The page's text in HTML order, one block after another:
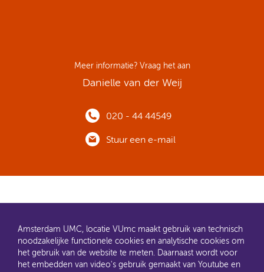
Meer informatie? Vraag het aan
Danielle van der Weij
020 - 44 44549
Stuur een e-mail
Amsterdam UMC, locatie VUmc maakt gebruik van technisch
noodzakelijke functionele cookies en analytische cookies om
het gebruik van de website te meten. Daarnaast wordt voor
het embedden van video's gebruik gemaakt van Youtube en